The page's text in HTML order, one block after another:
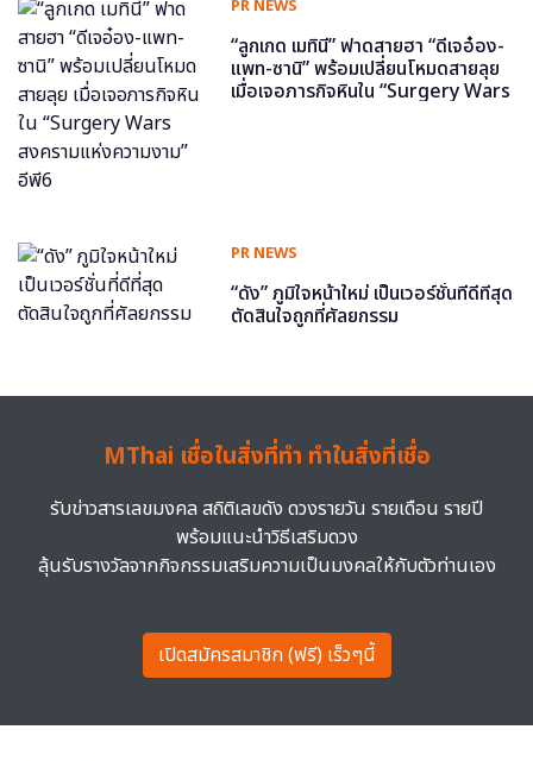
PR NEWS
“ลูกเกด เมทินี” ฟาดสายฮา “ดีเจอ๋อง-
แพท-ซานิ” พร้อมเปลี่ยนโหมดสายลุย
เมื่อเจอภารกิจหินใน “Surgery Wars
PR NEWS
“ดัง” ภูมิใจหน้าใหม่ เป็นเวอร์ชั่นที่ดีที่สุด
ตัดสินใจถูกที่ศัลยกรรม
MThai เชื่อในสิ่งที่ทำ ทำในสิ่งที่เชื่อ
รับข่าวสารเลขมงคล สถิติเลขดัง ดวงรายวัน รายเดือน รายปี
พร้อมแนะนำวิธีเสริมดวง
ลุ้นรับรางวัลจากกิจกรรมเสริมความเป็นมงคลให้กับตัวท่านเอง
เปิดสมัครสมาชิก (ฟรี) เร็วๆนี้